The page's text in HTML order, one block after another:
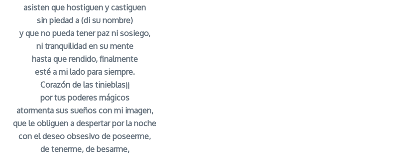
asisten que hostiguen y castiguen
sin piedad a (di su nombre)
y que no pueda tener paz ni sosiego,
ni tranquilidad en su mente
hasta que rendido, finalmente
esté a mi lado para siempre.
Corazón de las tinieblas¡¡
por tus poderes mágicos
atormenta sus sueños con mi imagen,
que le obliguen a despertar por la noche
con el deseo obsesivo de poseerme,
de tenerme, de besarme,